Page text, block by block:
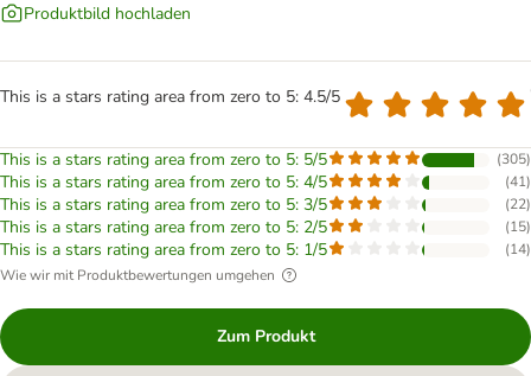
Produktbild hochladen
This is a stars rating area from zero to 5: 4.5/5
This is a stars rating area from zero to 5: 5/5 (305)
This is a stars rating area from zero to 5: 4/5 (41)
This is a stars rating area from zero to 5: 3/5 (22)
This is a stars rating area from zero to 5: 2/5 (15)
This is a stars rating area from zero to 5: 1/5 (14)
Wie wir mit Produktbewertungen umgehen
Zum Produkt